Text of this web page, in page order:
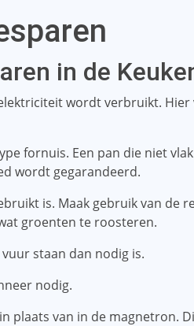
in de
wordt verbruikt.
fornuis. Een pan die niet
wordt gegarandeerd.
is. Maak gebruik van de
groenten te roosteren.
staan ​​dan nodig is.
nodig.
plaats van in de magnetron.